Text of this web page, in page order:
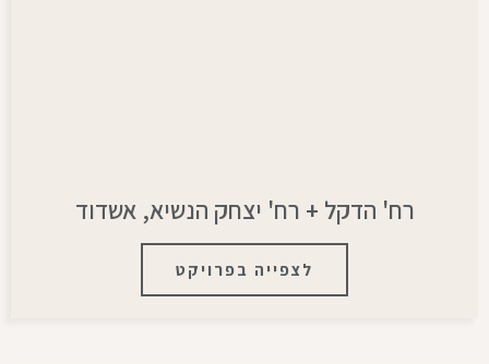
רח' הדקל + רח' יצחק הנשיא, אשדוד
לצפייה בפרויקט